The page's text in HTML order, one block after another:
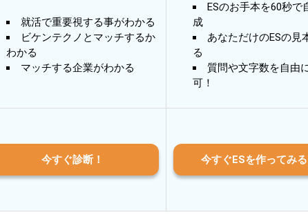
就活で重要視する事がわかる
ビケンテクノとマッチするか
わかる
マッチする企業がわかる
ESのお手本を60秒で
成
あなただけのESの見
る
質問や文字数を自由
可！
今すぐ診断！ 今すぐESを作ってみる